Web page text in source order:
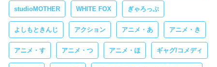
studioMOTHER WHITE FOX ぎゃろっぷ
よしもときんじ アクション アニメ・あ アニメ・き
アニメ・す アニメ・つ アニメ・ほ ギャグ/コメディ